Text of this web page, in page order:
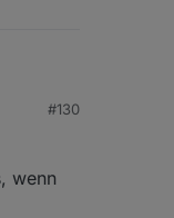
#130
wenn